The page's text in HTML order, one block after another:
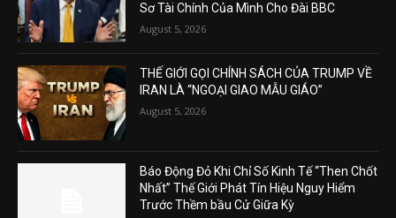
Sơ Tài Chính Của Mình Cho Đài BBC
August 5, 2026
THẾ GIỚI GỌI CHÍNH SÁCH CỦA TRUMP VỀ
IRAN LÀ “NGOẠI GIAO MẪU GIÁO”
August 5, 2026
Báo Động Đỏ Khi Chỉ Số Kinh Tế “Then Chốt
Nhất” Thế Giới Phát Tín Hiệu Nguy Hiểm
Trước Thềm bầu Cử Giữa Kỳ